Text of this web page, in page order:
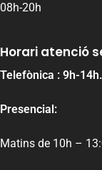
08h-20h
Horari atenció
Telefònica : 9h-14h.
Presencial:
Matins de 10h –